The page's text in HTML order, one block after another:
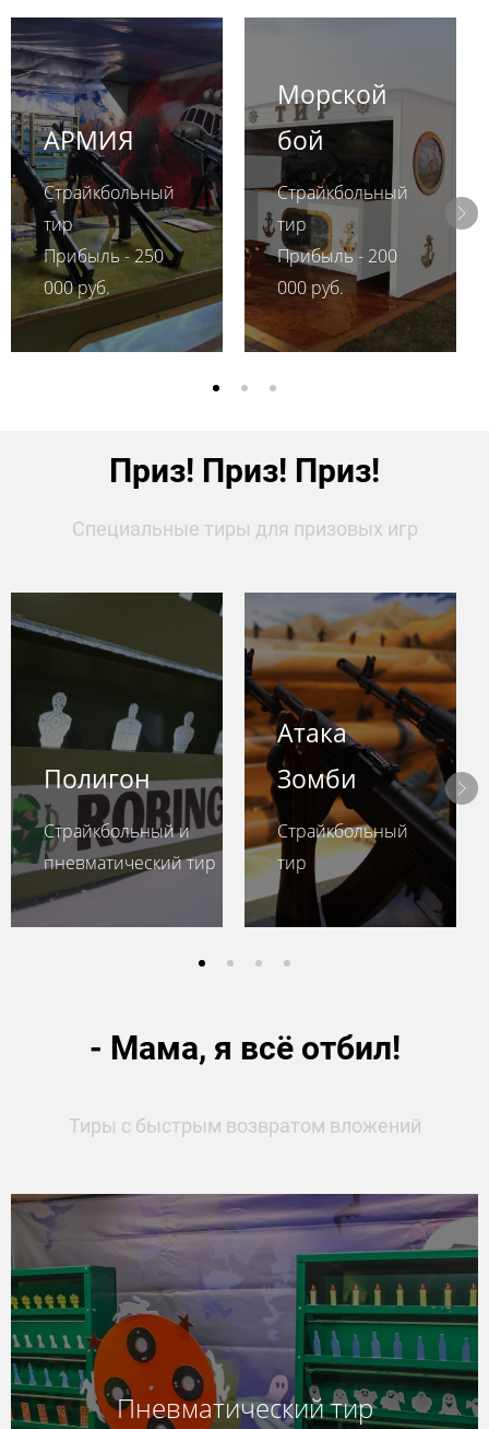
АРМИЯ
Страйкбольный
тир
Прибыль - 250
000 руб.
Морской
бой
Страйкбольный
тир
Прибыль - 200
000 руб.
Приз! Приз! Приз!
Специальные тиры для призовых игр
Полигон
Страйкбольный и
пневматический тир
Атака
Зомби
Страйкбольный
тир
- Мама, я всё отбил!
Тиры с быстрым возвратом вложений
Пневматический тир